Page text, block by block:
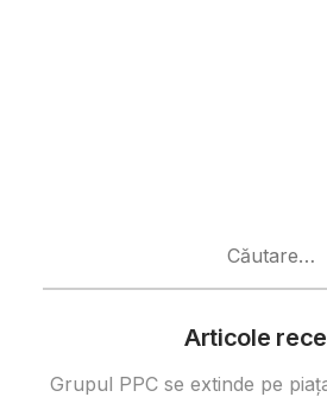
Articole
Grupul PPC se extinde pe